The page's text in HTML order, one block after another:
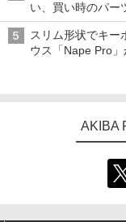
い、買い時のパー
スリム形状でキー
ウス「Nape Pro
AKIBA